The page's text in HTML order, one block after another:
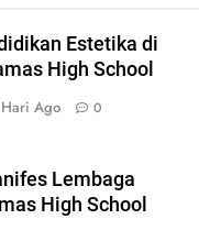
Estetika di
High School
Ago 0
Lembaga
High School